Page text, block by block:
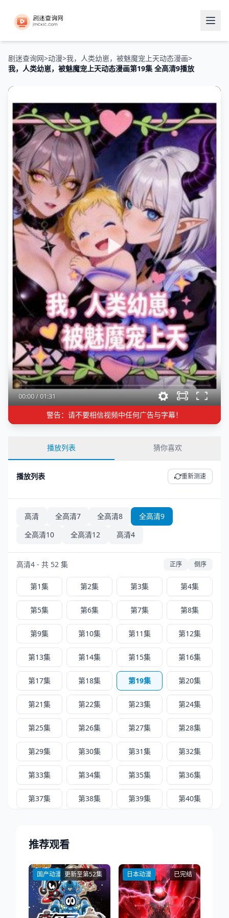
剧迷查询网>动漫>我，人类幼崽，被魅魔宠上天动态漫画>
我，人类幼崽，被魅魔宠上天动态漫画第19集 全高清9播放
00:00/01:31
警告：请不要相信视频中任何广告与字幕！
播放列表 猜你喜欢
播放列表 重新测速
高清 全高清7 全高清8
全高清9
全高清10
全高清12 高清4
高清4 - 共 52 集 正序 倒序
第1集 第2集 第3集 第4集
第5集 第6集 第7集 第8集
第9集 第10集 第11集 第12集
第13集 第14集 第15集 第16集
第17集 第18集 第19集 第20集
第21集 第22集 第23集 第24集
第25集 第26集 第27集 第28集
第29集 第30集 第31集 第32集
第33集 第34集 第35集 第36集
第37集 第38集 第39集 第40集
第45集
第49集 第50集 第51集 第52集
推荐观看
国产动漫 更新至第52集 日本动漫 已完结